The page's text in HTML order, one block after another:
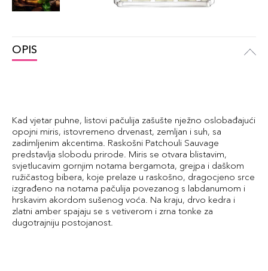
OPIS
Kad vjetar puhne, listovi pačulija zašušte nježno oslobađajući
opojni miris, istovremeno drvenast, zemljan i suh, sa
zadimljenim akcentima. Raskošni Patchouli Sauvage
predstavlja slobodu prirode. Miris se otvara blistavim,
svjetlucavim gornjim notama bergamota, grejpa i daškom
ružičastog bibera, koje prelaze u raskošno, dragocjeno srce
izgrađeno na notama pačulija povezanog s labdanumom i
hrskavim akordom sušenog voća. Na kraju, drvo kedra i
zlatni amber spajaju se s vetiverom i zrna tonke za
dugotrajniju postojanost.